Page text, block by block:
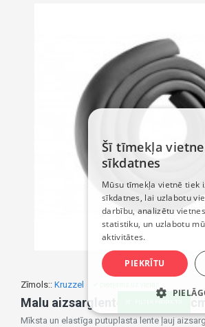
Zīmols:: Kruzzel
Malu aizsarglente BLACK 200
Mīksta un elastīga putuplasta lente ļauj
Šī tīmekļa
sīkdatnes
Mūsu tīmekļa vietnē tiek
sīkdatnes, lai uzlabotu
darbību, analizētu
statistiku, un uzlabotu
aktivitātes.
PIEKRĪTU